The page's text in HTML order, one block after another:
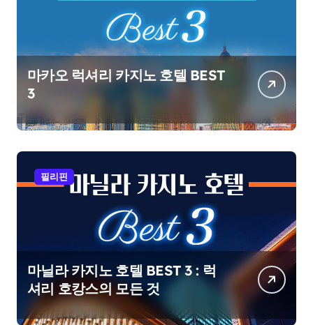
마카오 럭셔리 카지노 호텔 BEST
3
필리핀
마닐라 카지노 호텔 BEST 3 : 럭
셔리 호캉스의 모든 것